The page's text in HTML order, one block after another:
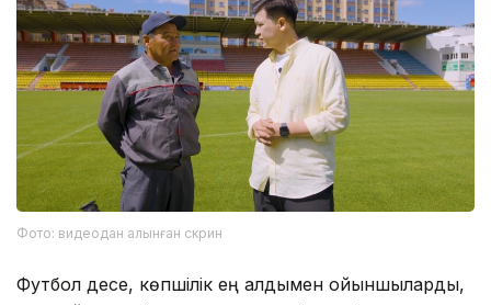
Фото: видеодан алынған скрин
Футбол десе, көпшілік ең алдымен ойыншыларды,